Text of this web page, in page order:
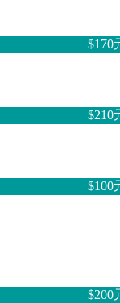
$170
$210
$100
$200